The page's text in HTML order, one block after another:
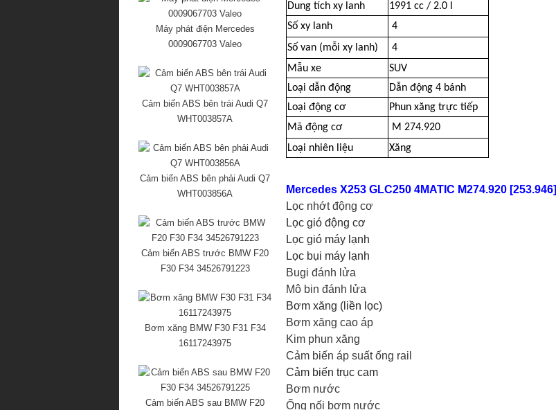
Dung tích xy lanh
1991 cc / 2.0 l
Số xy lanh
4
Số van (mỗi xy lanh)
4
Mẫu xe
SUV
Loại dẫn động
Dẫn động 4 bánh
Loại động cơ
Phun xăng trực tiếp
Mã động cơ
M 274.920
Loại nhiên liệu
Xăng
Mercedes X253 GLC250 4MATIC M274.920 [253.946]
Lọc nhớt động cơ
Lọc gió động cơ
Lọc gió máy lạnh
Lọc bụi máy lạnh
Bugi đánh lửa
Mô bin đánh lửa
Bơm xăng (liền lọc)
Bơm xăng cao áp
Kim phun xăng
Cảm biến áp suất ống rail
Cảm biến trục cam
Bơm nước
Ống nối bơm nước
Máy phát điện Mercedes
0009067703 Valeo
Cảm biến ABS bên trái Audi Q7
WHT003857A
Cảm biến ABS bên phải Audi Q7
WHT003856A
Cảm biến ABS trước BMW F20
F30 F34 34526791223
Bơm xăng BMW F30 F31 F34
16117243975
Cảm biến ABS sau BMW F20